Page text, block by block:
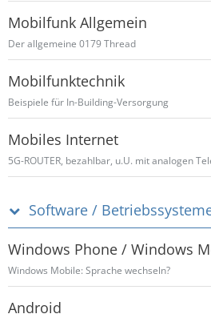
Mobilfunk Allgemein
​Der allgemeine 0179 Thread
Mobilfunktechnik
Beispiele für In-Building-Versorgung
Mobiles Internet
Software /
Windows Phone / Windows
Windows Mobile: Sprache wechseln?
Android